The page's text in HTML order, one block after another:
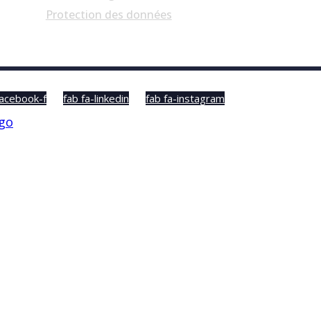
Protection des données
f fab fa-linkedin fab fa-instagram